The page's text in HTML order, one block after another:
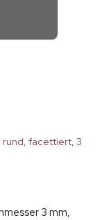
rund, facettiert, 3
3 mm,